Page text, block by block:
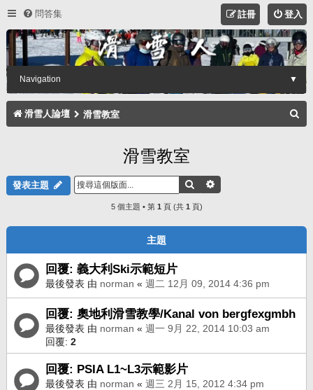
問答集 登入
註冊
Navigation ▼
滑雪人論壇 滑雪教室
滑雪教室
發表主題 搜尋
5 個主題 • 第 1 頁 (共 1 頁)
主題
回覆: 義大利Ski示範短片
最後發表 由 norman « 週二 12月 09, 2014 4:36 pm
回覆: 奧地利滑雪教學/Kanal von bergfexgmbh
最後發表 由 norman « 週一 9月 22, 2014 10:03 am
回覆: 2
回覆: PSIA L1~L3示範影片
最後發表 由 norman « 週三 2月 15, 2012 4:34 pm